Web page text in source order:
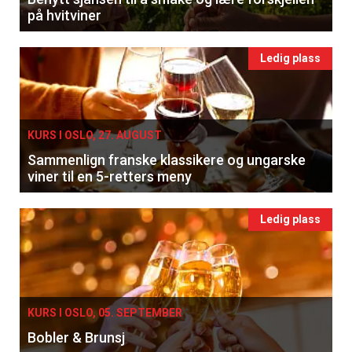
på hvitviner
Ledig plass
KURS I OSLO, 27. AUGUST
Sammenlign franske klassikere og ungarske
viner til en 5-retters meny
Ledig plass
KURS I OSLO, 05. SEPTEMBER
Bobler & Brunsj